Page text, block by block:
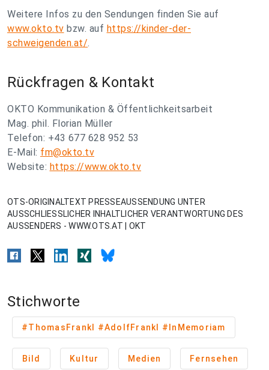
Weitere Infos zu den Sendungen finden Sie auf
www.okto.tv bzw. auf https://kinder-der-
schweigenden.at/.
Rückfragen & Kontakt
OKTO Kommunikation & Öffentlichkeitsarbeit
Mag. phil. Florian Müller
Telefon: +43 677 628 952 53
E-Mail: fm@okto.tv
Website: https://www.okto.tv
OTS-ORIGINALTEXT PRESSEAUSSENDUNG UNTER
AUSSCHLIESSLICHER INHALTLICHER VERANTWORTUNG DES
AUSSENDERS - WWW.OTS.AT | OKT
Stichworte
#ThomasFrankl #AdolfFrankl #InMemoriam
Bild Kultur Medien Fernsehen